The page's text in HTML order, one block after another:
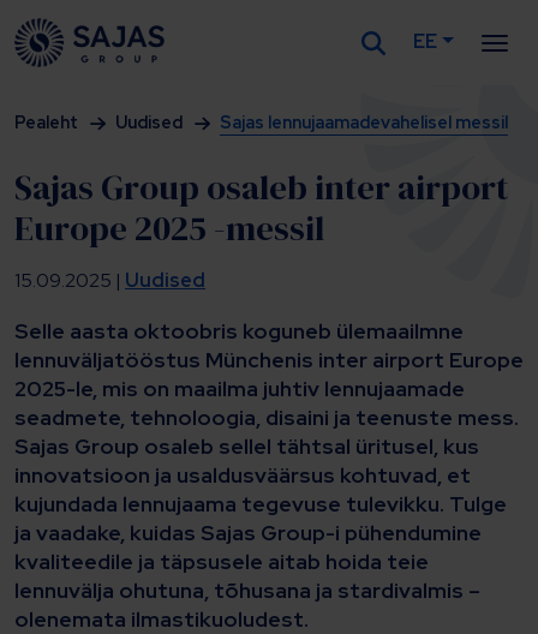
Siirry sisältöön
EE
Pealeht Uudised Sajas lennujaamadevahelisel messil
Sajas Group osaleb inter airport
Europe 2025 -messil
15.09.2025 | Uudised
Selle aasta oktoobris koguneb ülemaailmne
lennuväljatööstus Münchenis inter airport Europe
2025-le, mis on maailma juhtiv lennujaamade
seadmete, tehnoloogia, disaini ja teenuste mess.
Sajas Group osaleb sellel tähtsal üritusel, kus
innovatsioon ja usaldusväärsus kohtuvad, et
kujundada lennujaama tegevuse tulevikku. Tulge
ja vaadake, kuidas Sajas Group-i pühendumine
kvaliteedile ja täpsusele aitab hoida teie
lennuvälja ohutuna, tõhusana ja stardivalmis –
olenemata ilmastikuoludest.